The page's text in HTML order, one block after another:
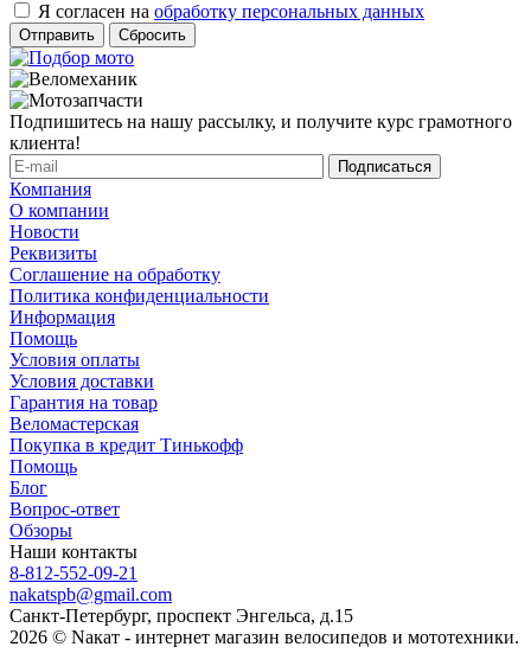
Я согласен на обработку персональных данных
Сбросить
Подпишитесь на нашу рассылку, и получите курс грамотного
клиента!
Компания
О компании
Новости
Реквизиты
Соглашение на обработку
Политика конфиденциальности
Информация
Помощь
Условия оплаты
Условия доставки
Гарантия на товар
Веломастерская
Покупка в кредит Тинькофф
Помощь
Блог
Вопрос-ответ
Обзоры
Наши контакты
8-812-552-09-21
nakatspb@gmail.com
Санкт-Петербург, проспект Энгельса, д.15
2026 © Nакат - интернет магазин велосипедов и мототехники.